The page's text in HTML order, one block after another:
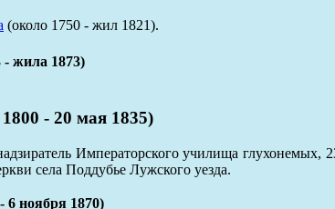
(около 1750 - жил 1821).
жила 1873)
- 20 мая 1835)
Императорского училища глухонемых,
села Поддубье Лужского уезда.
ноября 1870)